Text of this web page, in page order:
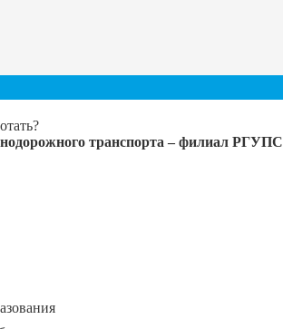
транспорта – филиал РГУПС